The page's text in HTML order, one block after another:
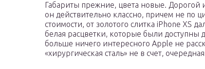
Габариты прежние, цвета новые. Дорогой
он действительно классно, причем не по
стоимости, от золотого слитка iPhone XS
белая расцветки, которые были доступны
больше ничего интересного Apple не
«хирургическая сталь» не в счет,